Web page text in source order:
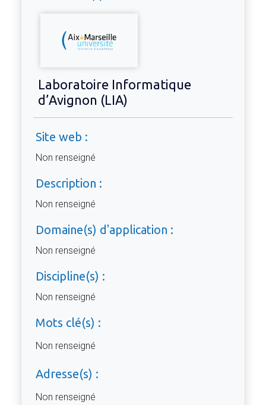
Laboratoire Informatique
d’Avignon (LIA)
Site web :
Non renseigné
Description :
Non renseigné
Domaine(s) d'application :
Non renseigné
Discipline(s) :
Non renseigné
Mots clé(s) :
Non renseigné
Adresse(s) :
Non renseigné